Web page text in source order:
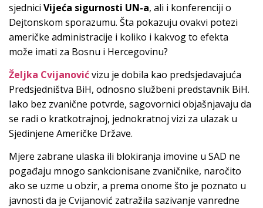
sjednici Vijeća sigurnosti UN-a, ali i konferenciji o
Dejtonskom sporazumu. Šta pokazuju ovakvi potezi
američke administracije i koliko i kakvog to efekta
može imati za Bosnu i Hercegovinu?
Željka Cvijanovićvizu je dobila kao predsjedavajuća
Predsjedništva BiH, odnosno službeni predstavnik BiH.
Iako bez zvanične potvrde, sagovornici objašnjavaju da
se radi o kratkotrajnoj, jednokratnoj vizi za ulazak u
Sjedinjene Američke Države.
Mjere zabrane ulaska ili blokiranja imovine u SAD ne
pogađaju mnogo sankcionisane zvaničnike, naročito
ako se uzme u obzir, a prema onome što je poznato u
javnosti da je Cvijanović zatražila sazivanje vanredne